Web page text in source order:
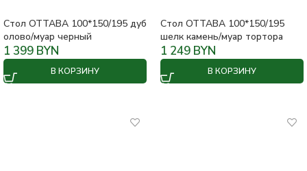
Стол ОТТАВА 100*150/195 дуб
олово/муар черный
1 399 BYN
В КОРЗИНУ
Стол ОТТАВА 100*150/195
шелк камень/муар тортора
1 249 BYN
В КОРЗИНУ